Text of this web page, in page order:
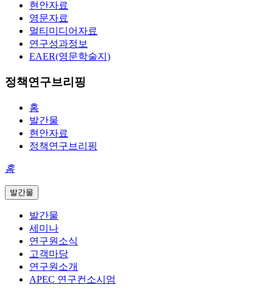
현안자료
영문자료
멀티미디어자료
연구성과정보
EAER(영문학술지)
정책연구브리핑
홈
발간물
현안자료
정책연구브리핑
홈
발간물
발간물
세미나
연구원소식
고객마당
연구원소개
APEC 연구컨소시엄